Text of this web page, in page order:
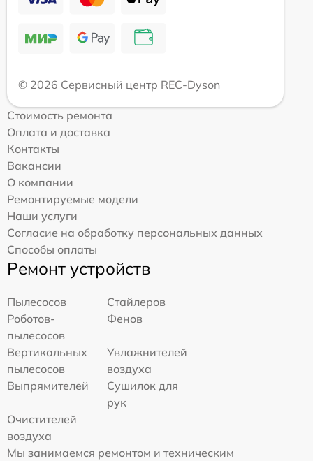
© 2026 Сервисный центр REC-Dyson
Стоимость ремонта
Оплата и доставка
Контакты
Вакансии
О компании
Ремонтируемые модели
Наши услуги
Согласие на обработку персональных данных
Способы оплаты
Ремонт устройств
Пылесосов
Стайлеров
Роботов-
пылесосов
Фенов
Вертикальных
пылесосов
Увлажнителей
воздуха
Выпрямителей
Сушилок для
рук
Очистителей
воздуха
Мы занимаемся ремонтом и техническим